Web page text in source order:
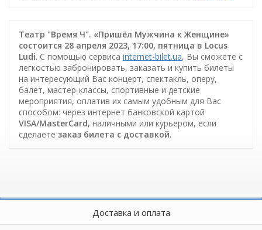
Театр "Время Ч". «Пришёл Мужчина к Женщине»
состоится 28 апреля 2023, 17:00, пятница в Locus
Ludi. С помощью сервиса internet-bilet.ua, Вы сможете с
легкостью забронировать, заказать и купить билеты
на интересующий Вас концерт, спектакль, оперу,
балет, мастер-классы, спортивные и детские
мероприятия, оплатив их самым удобным для Вас
способом: через интернет банковской картой
VISA/MasterCard, наличными или курьером, если
сделаете заказ билета c доставкой.
Доставка и оплата